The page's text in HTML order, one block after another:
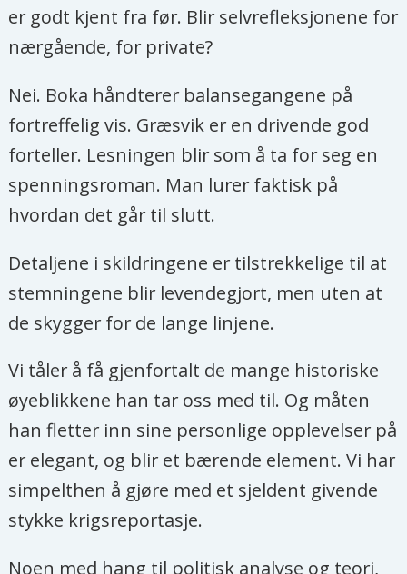
er godt kjent fra før. Blir selvrefleksjonene for
nærgående, for private?
Nei. Boka håndterer balansegangene på
fortreffelig vis. Græsvik er en drivende god
forteller. Lesningen blir som å ta for seg en
spenningsroman. Man lurer faktisk på
hvordan det går til slutt.
Detaljene i skildringene er tilstrekkelige til at
stemningene blir levendegjort, men uten at
de skygger for de lange linjene.
Vi tåler å få gjenfortalt de mange historiske
øyeblikkene han tar oss med til. Og måten
han fletter inn sine personlige opplevelser på
er elegant, og blir et bærende element. Vi har
simpelthen å gjøre med et sjeldent givende
stykke krigsreportasje.
Noen med hang til politisk analyse og teori,